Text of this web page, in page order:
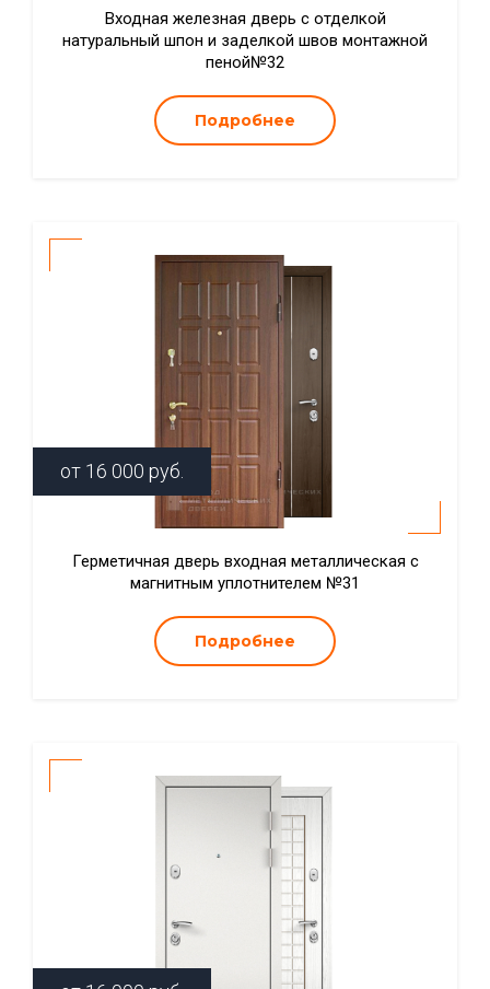
Входная железная дверь с отделкой
натуральный шпон и заделкой швов монтажной
пеной№32
Подробнее
от 16 000 руб.
Герметичная дверь входная металлическая с
магнитным уплотнителем №31
Подробнее